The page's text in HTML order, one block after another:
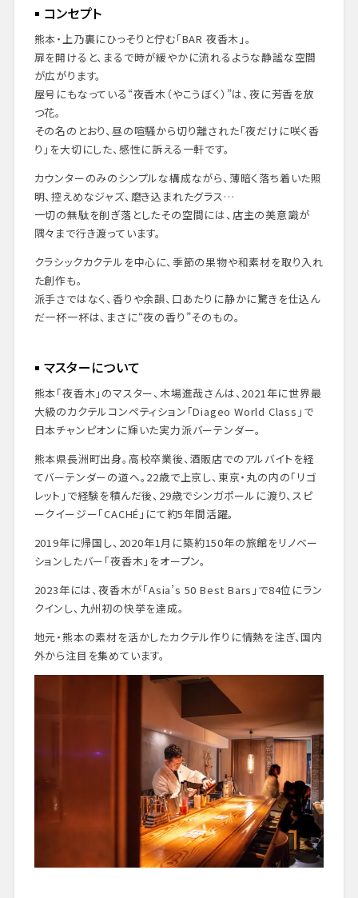
外観・エントランス
バーエリア
実際に味わったお酒
まとめと感想
予約とアクセス情報
コンセプト
熊本・上乃裏にひっそりと佇む「BAR 夜香木」。
扉を開けると、まるで時が緩やかに流れるような静謐な空間
が広がります。
屋号にもなっている“夜香木（やこうぼく）”は、夜に芳香を放
つ花。
その名のとおり、昼の喧騒から切り離された「夜だけに咲く香
り」を大切にした、感性に訴える一軒です。
カウンターのみのシンプルな構成ながら、薄暗く落ち着いた照
明、控えめなジャズ、磨き込まれたグラス…
一切の無駄を削ぎ落としたその空間には、店主の美意識が
隅々まで行き渡っています。
クラシックカクテルを中心に、季節の果物や和素材を取り入れ
た創作も。
派手さではなく、香りや余韻、口あたりに静かに驚きを仕込ん
だ一杯一杯は、まさに“夜の香り”そのもの。
マスターについて
熊本「夜香木」のマスター、木場進哉さんは、2021年に世界最
大級のカクテルコンペティション「Diageo World Class」で
日本チャンピオンに輝いた実力派バーテンダー。
熊本県長洲町出身。高校卒業後、酒販店でのアルバイトを経
てバーテンダーの道へ。22歳で上京し、東京・丸の内の「リゴ
レット」で経験を積んだ後、29歳でシンガポールに渡り、スピ
ークイージー「CACHÉ」にて約5年間活躍。
2019年に帰国し、2020年1月に築約150年の旅館をリノベー
ションしたバー「夜香木」をオープン。
2023年には、夜香木が「Asia’s 50 Best Bars」で84位にラン
クインし、九州初の快挙を達成。
地元・熊本の素材を活かしたカクテル作りに情熱を注ぎ、国内
外から注目を集めています。